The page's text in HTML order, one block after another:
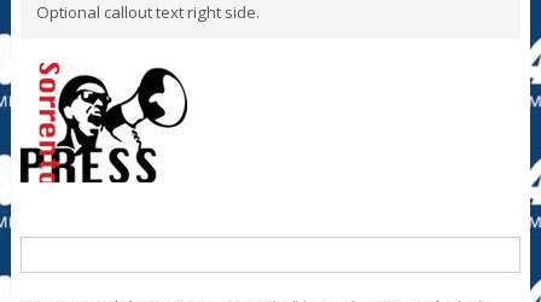
Optional callout text right side.